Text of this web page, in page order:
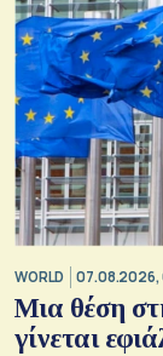
WORLD
Μια θέση
γίνεται